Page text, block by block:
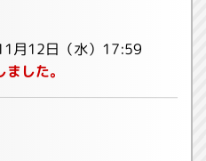
月12日（水）17:59
した。